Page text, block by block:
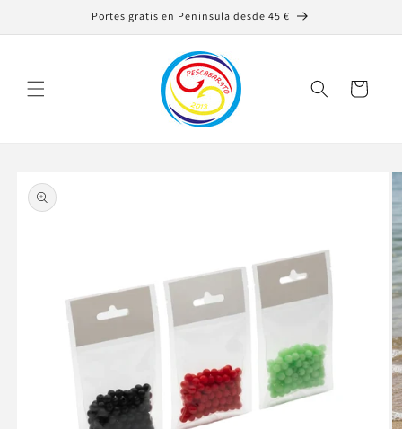
conteúdo
Portes gratis en Peninsula desde 45 €
Carrinho
informação
do produto